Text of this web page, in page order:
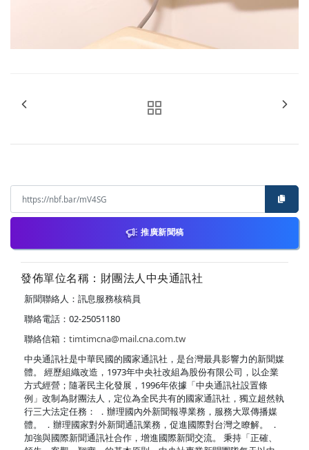
推廣新聞稿
發佈單位名稱：財團法人中央通訊社
新聞聯絡人：訊息服務核稿員
聯絡電話：02-25051180
聯絡信箱： timtimcna@mail.cna.com.tw
中央通訊社是中華民國的國家通訊社，是台灣最具影響力的新聞媒
體。 經歷組織改造，1973年中央社改組為股份有限公司，以企業
方式經營；隨著民主化發展，1996年依據「中央通訊社設置條
例」改制為財團法人，定位為全民共有的國家通訊社，獨立超然執
行三大法定任務： ．辦理國內外新聞報導業務，服務大眾傳播媒
體。 ．辦理國家對外新聞通訊業務，促進國際對台灣之瞭解。 ．
加強與國際新聞通訊社合作，增進國際新聞交流。 秉持「正確、